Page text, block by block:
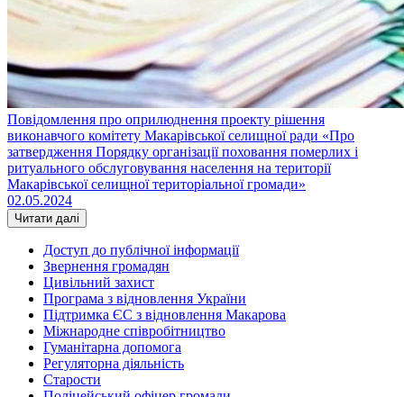
Повідомлення про оприлюднення проекту рішення
виконавчого комітету Макарівської селищної ради «Про
затвердження Порядку організації поховання померлих і
ритуального обслуговування населення на території
Макарівської селищної територіальної громади»
02.05.2024
Читати далі
Доступ до публічної інформації
Звернення громадян
Цивільний захист
Програма з відновлення України
Підтримка ЄС з відновлення Макарова
Міжнародне співробітництво
Гуманітарна допомога
Регуляторна діяльність
Старости